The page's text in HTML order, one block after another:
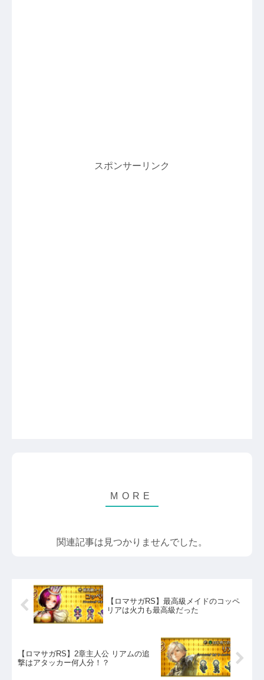
スポンサーリンク
関連記事は見つかりませんでした。
【ロマサガRS】最高級メイドのコッペ
リアは火力も最高級だった
【ロマサガRS】2章主人公 リアムの追
撃はアタッカー何人分！？